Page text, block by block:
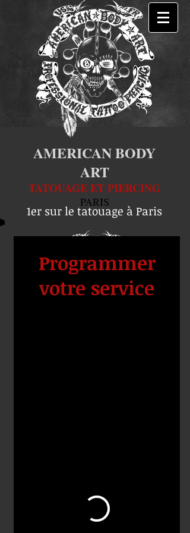
AMERICAN BODY
ART
TATOUAGE ET PIERCING
PARIS
1er sur le tatouage à Paris
Programmer
votre service